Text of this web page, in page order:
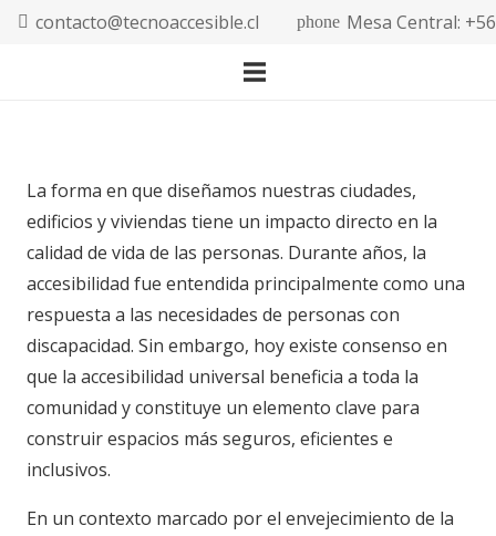
contacto@tecnoaccesible.cl phone Mesa Central:
La forma en que diseñamos nuestras ciudades,
edificios y viviendas tiene un impacto directo en la
calidad de vida de las personas. Durante años, la
accesibilidad fue entendida principalmente como una
respuesta a las necesidades de personas con
discapacidad. Sin embargo, hoy existe consenso en
que la accesibilidad universal beneficia a toda la
comunidad y constituye un elemento clave para
construir espacios más seguros, eficientes e
inclusivos.
En un contexto marcado por el envejecimiento de la